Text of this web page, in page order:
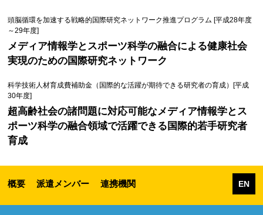
頭脳循環を加速する戦略的国際研究ネットワーク推進プログラム [平成28年度
～29年度]
メディア情報学とスポーツ科学の融合による健康社会
実現のための国際研究ネットワーク
科学技術人材育成費補助金（国際的な活躍が期待できる研究者の育成）[平成
30年度]
超高齢社会の諸問題に対応可能なメディア情報学とス
ポーツ科学の融合領域で活躍できる国際的若手研究者
育成
概要 派遣メンバー 連携機関 EN